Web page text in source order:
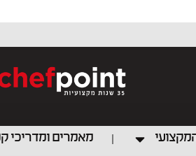
מאמרים ומדריכי